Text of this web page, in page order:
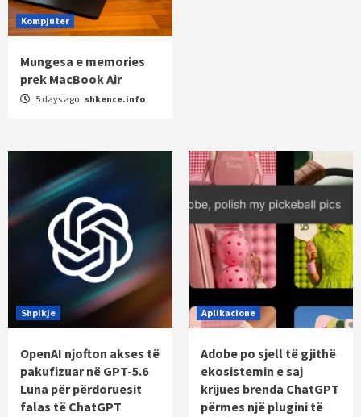
Kompjuter
Mungesa e memories
prek MacBook Air
5 days ago shkence.info
Shpikje
OpenAI njofton akses të
pakufizuar në GPT-5.6
Luna për përdoruesit
falas të ChatGPT
Aplikacione
Adobe po sjell të gjithë
ekosistemin e saj
krijues brenda ChatGPT
përmes një plugini të